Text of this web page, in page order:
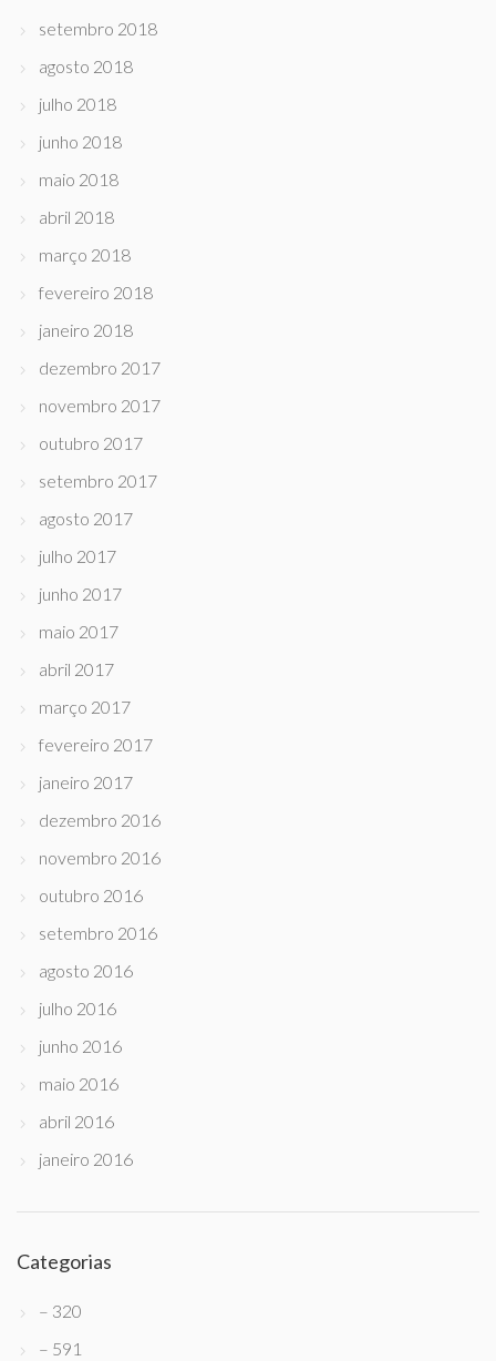
setembro 2018
agosto 2018
julho 2018
junho 2018
maio 2018
abril 2018
março 2018
fevereiro 2018
janeiro 2018
dezembro 2017
novembro 2017
outubro 2017
setembro 2017
agosto 2017
julho 2017
junho 2017
maio 2017
abril 2017
março 2017
fevereiro 2017
janeiro 2017
dezembro 2016
novembro 2016
outubro 2016
setembro 2016
agosto 2016
julho 2016
junho 2016
maio 2016
abril 2016
janeiro 2016
Categorias
– 320
– 591